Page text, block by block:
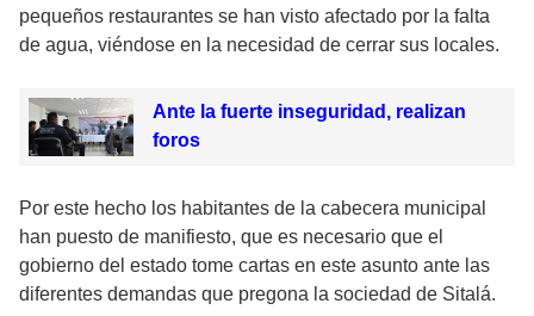
pequeños restaurantes se han visto afectado por la falta
de agua, viéndose en la necesidad de cerrar sus locales.
Ante la fuerte inseguridad, realizan
foros
Por este hecho los habitantes de la cabecera municipal
han puesto de manifiesto, que es necesario que el
gobierno del estado tome cartas en este asunto ante las
diferentes demandas que pregona la sociedad de Sitalá.